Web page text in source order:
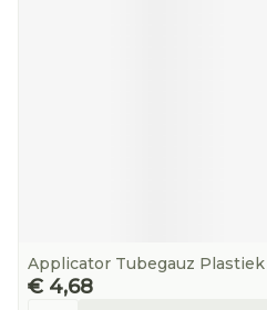
Applicator Tubegauz Plastiek
€ 4,68